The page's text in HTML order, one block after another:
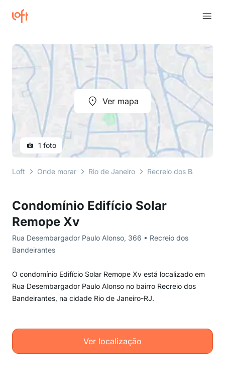
Condomínio Edifício Solar
Remope Xv
Rua Desembargador Paulo Alonso, 366 • Recreio dos
Bandeirantes
O condomínio Edifício Solar Remope Xv está localizado em
Rua Desembargador Paulo Alonso no bairro Recreio dos
Bandeirantes, na cidade Rio de Janeiro-RJ.
Ver localização
Ver mapa
1 foto
Loft Onde morar Rio de Janeiro Recreio dos